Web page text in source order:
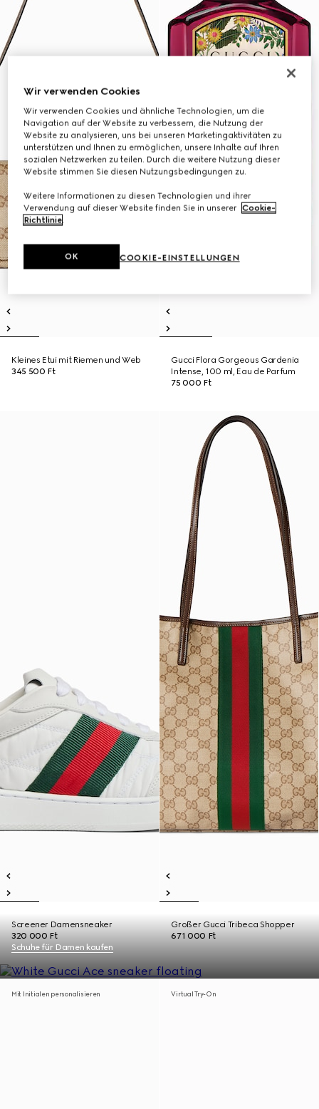
Kleines Etui mit Riemen und Web
345 500 Ft
Gucci Flora Gorgeous Gardenia
Intense, 100 ml, Eau de Parfum
75 000 Ft
Screener Damensneaker
320 000 Ft
Großer Gucci Tribeca Shopper
671 000 Ft
Schuhe für Damen kaufen
Mit Initialen personalisieren Virtual Try-On
Wir verwenden Cookies
Wir verwenden Cookies und ähnliche Technologien, um die
Navigation auf der Website zu verbessern, die Nutzung der
Website zu analysieren, uns bei unseren Marketingaktivitäten zu
unterstützen und Ihnen zu ermöglichen, unsere Inhalte auf Ihren
sozialen Netzwerken zu teilen. Durch die weitere Nutzung dieser
Website stimmen Sie diesen Nutzungsbedingungen zu.
Weitere Informationen zu diesen Technologien und ihrer
Verwendung auf dieser Website finden Sie in unserer Cookie-
Richtlinie.
COOKIE-EINSTELLUNGEN
OK